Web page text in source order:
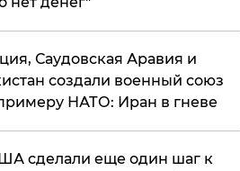
Саудовская Аравия и
создали военный союз
НАТО: Иран в гневе
сделали еще один шаг к